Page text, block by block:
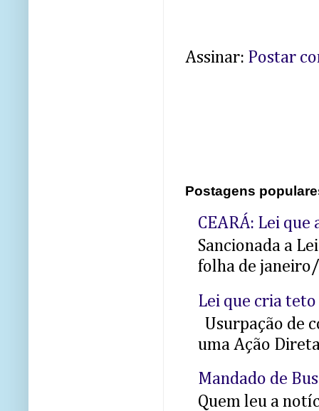
Assinar: Postar
Postagens
CEARÁ: Lei
Sancionada a
folha de
Lei que cria
Usurpação de
uma Ação
Mandado de
Quem leu a